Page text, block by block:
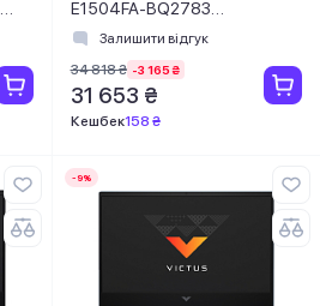
E1504FA-BQ2783
(90NB0ZR2-M04KC0) Mixed
Залишити відгук
34 818 ₴ -3 165 ₴
31 653 ₴
Кешбек158 ₴
-9%